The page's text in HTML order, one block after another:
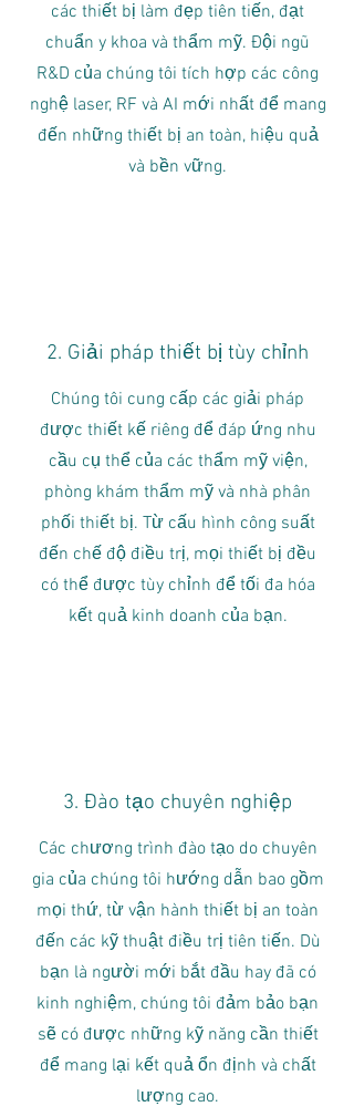
các thiết bị làm đẹp tiên tiến, đạt
chuẩn y khoa và thẩm mỹ. Đội ngũ
R&D của chúng tôi tích hợp các công
nghệ laser, RF và AI mới nhất để mang
đến những thiết bị an toàn, hiệu quả
và bền vững.
2. Giải pháp thiết bị tùy chỉnh
Chúng tôi cung cấp các giải pháp
được thiết kế riêng để đáp ứng nhu
cầu cụ thể của các thẩm mỹ viện,
phòng khám thẩm mỹ và nhà phân
phối thiết bị. Từ cấu hình công suất
đến chế độ điều trị, mọi thiết bị đều
có thể được tùy chỉnh để tối đa hóa
kết quả kinh doanh của bạn.
3. Đào tạo chuyên nghiệp
Các chương trình đào tạo do chuyên
gia của chúng tôi hướng dẫn bao gồm
mọi thứ, từ vận hành thiết bị an toàn
đến các kỹ thuật điều trị tiên tiến. Dù
bạn là người mới bắt đầu hay đã có
kinh nghiệm, chúng tôi đảm bảo bạn
sẽ có được những kỹ năng cần thiết
để mang lại kết quả ổn định và chất
lượng cao.